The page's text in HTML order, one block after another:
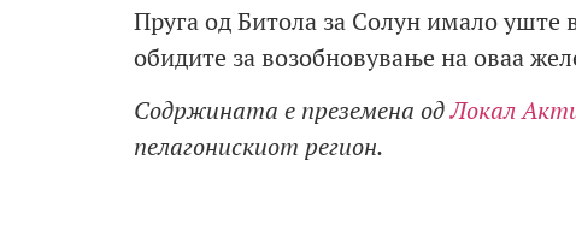
Пруга од Битола за Солун имало уште
обидите за возобновување на оваа
Содржината е преземена одЛокал
пелагонискиот регион.